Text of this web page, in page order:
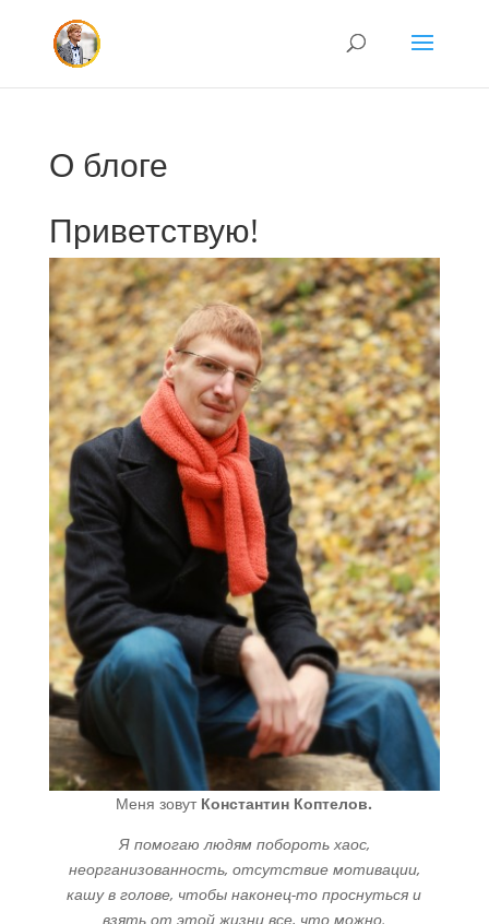
О блоге
Приветствую!
Меня зовут Константин Коптелов.
Я помогаю людям побороть хаос,
неорганизованность, отсутствие мотивации,
кашу в голове, чтобы наконец-то проснуться и
взять от этой жизни все, что можно.